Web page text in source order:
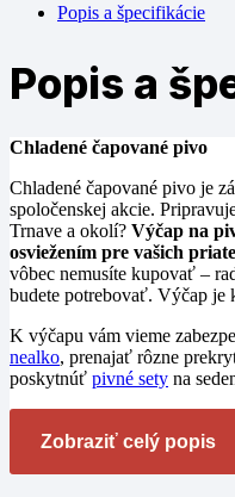
Popis a špecifikácie
Popis a
Chladené čapované pivo
Chladené čapované pivo je
spoločenskej akcie.
Trnave a okolí? Výčap na
osviežením pre vašich
vôbec nemusíte kupovať –
budete potrebovať. Výčap je
K výčapu vám vieme
nealko, prenajať rôzne
poskytnúť pivné sety na
Zobraziť celý popis